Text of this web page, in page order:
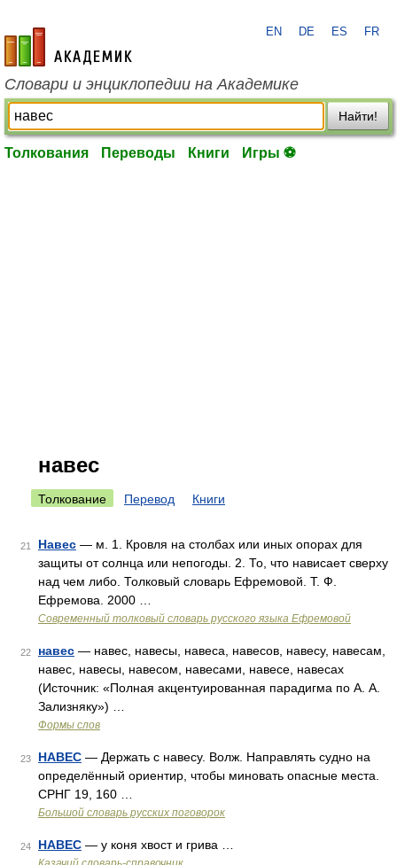
academic.ru
EN DE ES FR
Словари и энциклопедии на Академике
Найти!
Толкования Переводы Книги Игры ⚽
навес
Толкование Перевод Книги
21 Навес — м. 1. Кровля на столбах или иных опорах для
защиты от солнца или непогоды. 2. То, что нависает сверху
над чем либо. Толковый словарь Ефремовой. Т. Ф.
Ефремова. 2000 …
Современный толковый словарь русского языка Ефремовой
22 навес — навес, навесы, навеса, навесов, навесу, навесам,
навес, навесы, навесом, навесами, навесе, навесах
(Источник: «Полная акцентуированная парадигма по А. А.
Зализняку») …
Формы слов
23 НАВЕС — Держать с навесу. Волж. Направлять судно на
определённый ориентир, чтобы миновать опасные места.
СРНГ 19, 160 …
Большой словарь русских поговорок
24 НАВЕС — у коня хвост и грива …